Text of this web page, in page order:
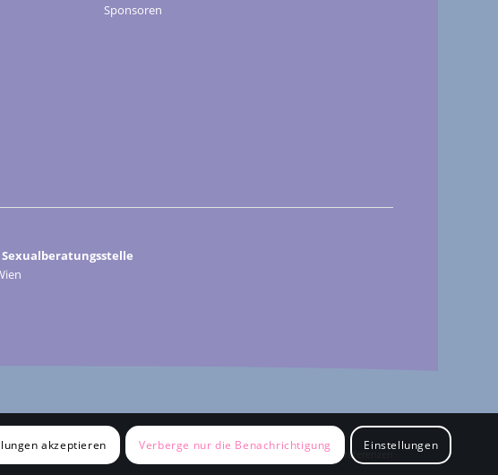
Sponsoren
Impressum Cookie-Präferenzen
akzeptieren Verberge nur die Benachrichtigung Einstellungen